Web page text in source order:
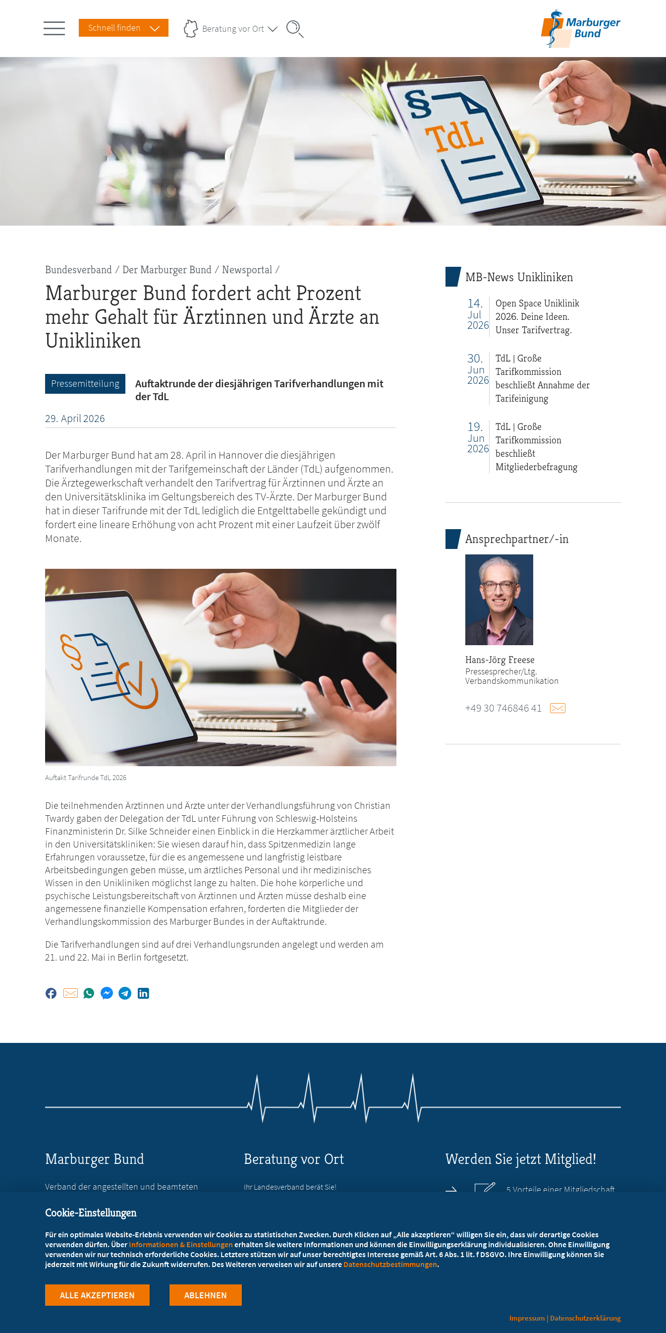
Schnell finden Beratung vor Ort
Pfadnavigation
Bundesverband Der Marburger Bund Newsportal
Marburger Bund fordert acht Prozent
mehr Gehalt für Ärztinnen und Ärzte an
Unikliniken
Pressemitteilung
Auftaktrunde der diesjährigen Tarifverhandlungen mit
der TdL
29. April2026
Der Marburger Bund hat am 28. April in Hannover die diesjährigen
Tarifverhandlungen mit der Tarifgemeinschaft der Länder (TdL) aufgenommen.
Die Ärztegewerkschaft verhandelt den Tarifvertrag für Ärztinnen und Ärzte an
den Universitätsklinika im Geltungsbereich des TV-Ärzte. Der Marburger Bund
hat in dieser Tarifrunde mit der TdL lediglich die Entgelttabelle gekündigt und
fordert eine lineare Erhöhung von acht Prozent mit einer Laufzeit über zwölf
Monate.
Auftakt Tarifrunde TdL 2026
Die teilnehmenden Ärztinnen und Ärzte unter der Verhandlungsführung von Christian
Twardy gaben der Delegation der TdL unter Führung von Schleswig-Holsteins
Finanzministerin Dr. Silke Schneider einen Einblick in die Herzkammer ärztlicher Arbeit
in den Universitätskliniken: Sie wiesen darauf hin, dass Spitzenmedizin lange
Erfahrungen voraussetze, für die es angemessene und langfristig leistbare
Arbeitsbedingungen geben müsse, um ärztliches Personal und ihr medizinisches
Wissen in den Unikliniken möglichst lange zu halten. Die hohe körperliche und
psychische Leistungsbereitschaft von Ärztinnen und Ärzten müsse deshalb eine
angemessene finanzielle Kompensation erfahren, forderten die Mitglieder der
Verhandlungskommission des Marburger Bundes in der Auftaktrunde.
Die Tarifverhandlungen sind auf drei Verhandlungsrunden angelegt und werden am
21. und 22. Mai in Berlin fortgesetzt.
MB-News Unikliniken
14.
Jul
2026
Open Space Uniklinik
2026. Deine Ideen.
Unser Tarifvertrag.
30.
Jun
2026
TdL | Große
Tarifkommission
beschließt Annahme der
Tarifeinigung
19.
Jun
2026
TdL | Große
Tarifkommission
beschließt
Mitgliederbefragung
Ansprechpartner/-in
Hans-Jörg Freese
Pressesprecher/Ltg.
Verbandskommunikation
+49 30 746846 41
Marburger Bund
Verband der angestellten und beamteten
Reinhardtstr. 36
+49 30 746846-0
+49 30 746846-45
info@marburger-bund.de
Beratung vor Ort
Ihr Landesverband berät Sie!
Werden Sie jetzt Mitglied!
5 Vorteile einer Mitgliedschaft
Kostenlos für Studierende
Cookie-Einstellungen
Für ein optimales Website-Erlebnis verwenden wir Cookies zu statistischen Zwecken. Durch Klicken auf „Alle akzeptieren“ willigen Sie ein, dass wir derartige Cookies
verwenden dürfen. Über Informationen & Einstellungen erhalten Sie weitere Informationen und können die Einwilligungserklärung individualisieren. Ohne Einwilligung
verwenden wir nur technisch erforderliche Cookies. Letztere stützen wir auf unser berechtigtes Interesse gemäß Art. 6 Abs. 1 lit. f DSGVO. Ihre Einwilligung können Sie
jederzeit mit Wirkung für die Zukunft widerrufen. Des Weiteren verweisen wir auf unsere Datenschutzbestimmungen.
ABLEHNEN
ALLE AKZEPTIEREN
Impressum | Datenschutzerklärung